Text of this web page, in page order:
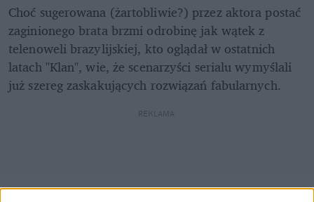
Choć sugerowana (żartobliwie?) przez aktora postać
zaginionego brata brzmi odrobinę jak wątek z
telenoweli brazylijskiej, kto oglądał w ostatnich
latach "Klan", wie, że scenarzyści serialu wymyślali
już szereg zaskakujących rozwiązań fabularnych.
REKLAMA